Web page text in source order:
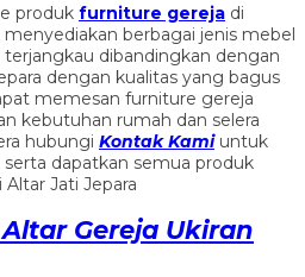
produk furniture gereja di
berbagai jenis mebel
dibandingkan dengan
dengan kualitas yang bagus
memesan furniture gereja
kebutuhan rumah dan selera
hubungi Kontak Kamiuntuk
dapatkan semua produk
Jati Jepara
Gereja Ukiran